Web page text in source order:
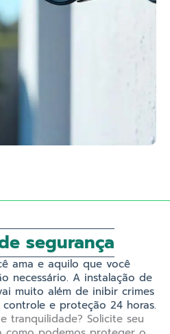
segurança
ama e aquilo que você
necessário. A instalação de
muito além de inibir crimes
e proteção 24 horas.
tranquilidade? Solicite seu